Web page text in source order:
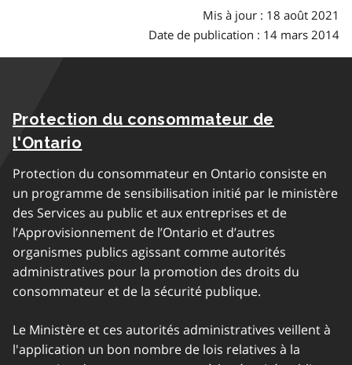
Mis à jour : 18 août 2021
Date de publication : 14 mars 2014
Protection du consommateur de
l'Ontario
Protection du consommateur en Ontario consiste en
un programme de sensibilisation initié par le ministère
des Services au public et aux entreprises et de
l’Approvisionnement de l’Ontario et d’autres
organismes publics agissant comme autorités
administratives pour la promotion des droits du
consommateur et de la sécurité publique.
Le Ministère et ces autorités administratives veillent à
l'application un bon nombre de lois relatives à la